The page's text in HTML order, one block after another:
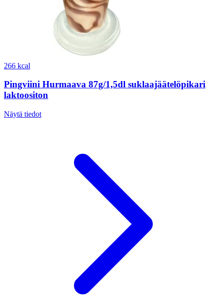
266 kcal
Pingviini Hurmaava 87g/1,5dl suklaajäätelöpikari
laktoositon
Näytä tiedot